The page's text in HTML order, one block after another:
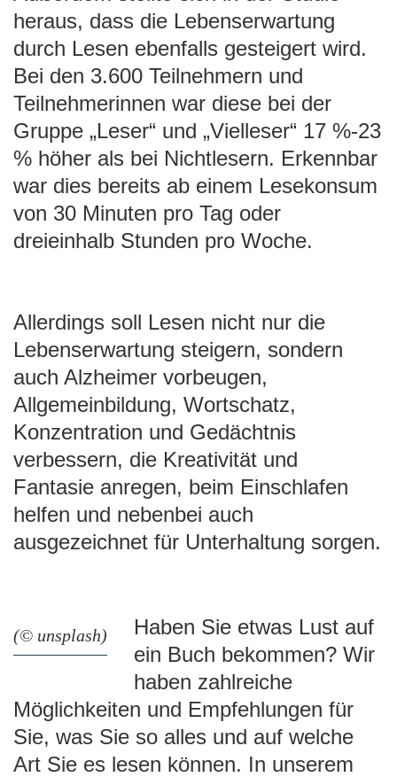
heraus, dass die Lebenserwartung
durch Lesen ebenfalls gesteigert wird.
Bei den 3.600 Teilnehmern und
Teilnehmerinnen war diese bei der
Gruppe „Leser“ und „Vielleser“ 17 %-23
% höher als bei Nichtlesern. Erkennbar
war dies bereits ab einem Lesekonsum
von 30 Minuten pro Tag oder
dreieinhalb Stunden pro Woche.
Allerdings soll Lesen nicht nur die
Lebenserwartung steigern, sondern
auch Alzheimer vorbeugen,
Allgemeinbildung, Wortschatz,
Konzentration und Gedächtnis
verbessern, die Kreativität und
Fantasie anregen, beim Einschlafen
helfen und nebenbei auch
ausgezeichnet für Unterhaltung sorgen.
(© unsplash)
Haben Sie etwas Lust auf
ein Buch bekommen? Wir
haben zahlreiche
Möglichkeiten und Empfehlungen für
Sie, was Sie so alles und auf welche
Art Sie es lesen können. In unserem